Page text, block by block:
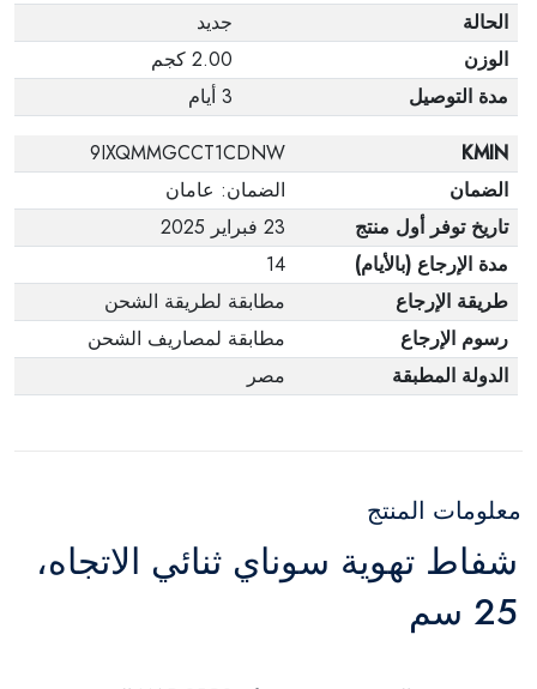
الحالة
جديد
الوزن
2.00 كجم
مدة التوصيل
3 أيام
KMIN
9IXQMMGCCT1CDNW
الضمان
الضمان: عامان
تاريخ توفر أول منتج
23 فبراير 2025
مدة الإرجاع (بالأيام)
14
طريقة الإرجاع
مطابقة لطريقة الشحن
رسوم الإرجاع
مطابقة لمصاريف الشحن
الدولة المطبقة
مصر
معلومات المنتج
شفاط تهوية سوناي ثنائي الاتجاه،
25 سم